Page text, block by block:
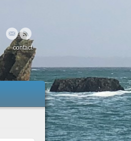
contact